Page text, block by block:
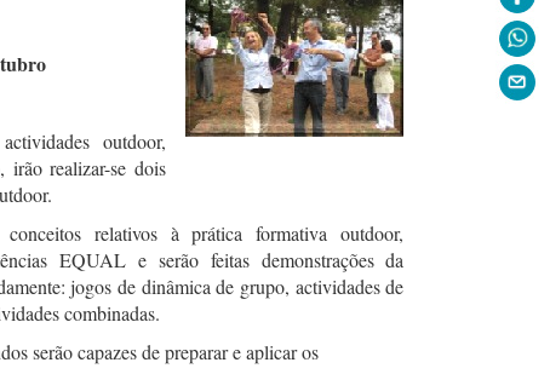
outdoor,
realizar-se dois
relativos à prática formativa outdoor,
EQUAL e serão feitas demonstrações da
jogos de dinâmica de grupo, actividades de
combinadas.
serão capazes de preparar e aplicar os